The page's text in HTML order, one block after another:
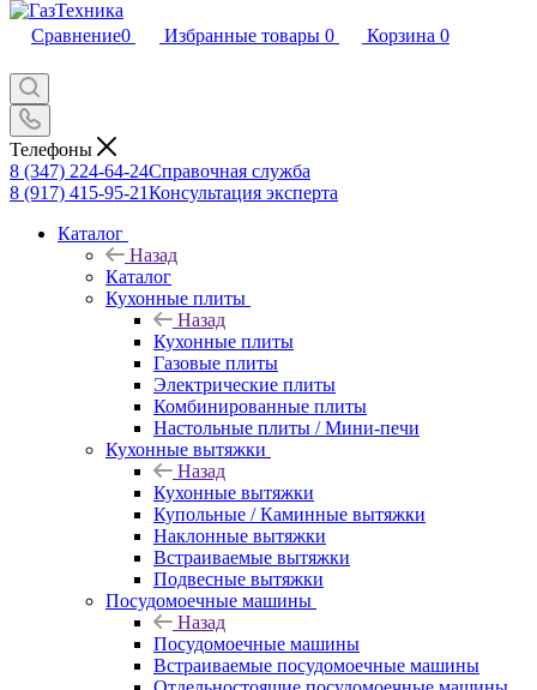
Сравнение0 Избранные товары 0 Корзина 0
Телефоны
8 (347) 224-64-24Справочная служба
8 (917) 415-95-21Консультация эксперта
Каталог
Назад
Каталог
Кухонные плиты
Назад
Кухонные плиты
Газовые плиты
Электрические плиты
Комбинированные плиты
Настольные плиты / Мини-печи
Кухонные вытяжки
Назад
Кухонные вытяжки
Купольные / Каминные вытяжки
Наклонные вытяжки
Встраиваемые вытяжки
Подвесные вытяжки
Посудомоечные машины
Назад
Посудомоечные машины
Встраиваемые посудомоечные машины